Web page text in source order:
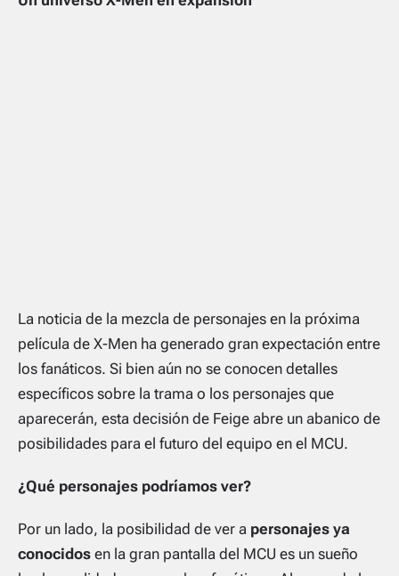
La noticia de la mezcla de personajes en la próxima
película de X-Men ha generado gran expectación entre
los fanáticos. Si bien aún no se conocen detalles
específicos sobre la trama o los personajes que
aparecerán, esta decisión de Feige abre un abanico de
posibilidades para el futuro del equipo en el MCU.
¿Qué personajes podríamos ver?
Por un lado, la posibilidad de ver a personajes ya
conocidos en la gran pantalla del MCU es un sueño